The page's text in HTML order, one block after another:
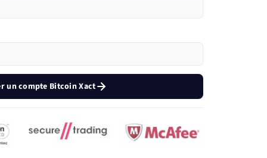
un compte Bitcoin Xact